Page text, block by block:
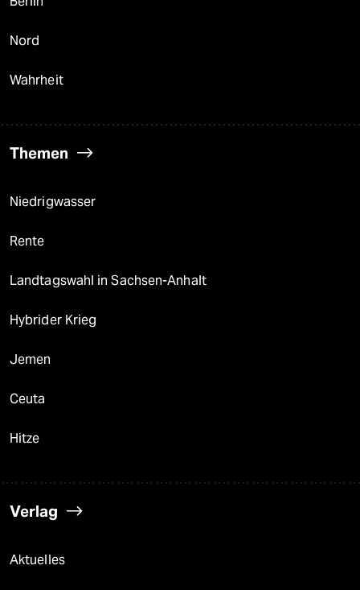
Nord
Wahrheit
Themen
Niedrigwasser
Rente
Landtagswahl in Sachsen-Anhalt
Hybrider Krieg
Jemen
Ceuta
Hitze
Verlag
Aktuelles